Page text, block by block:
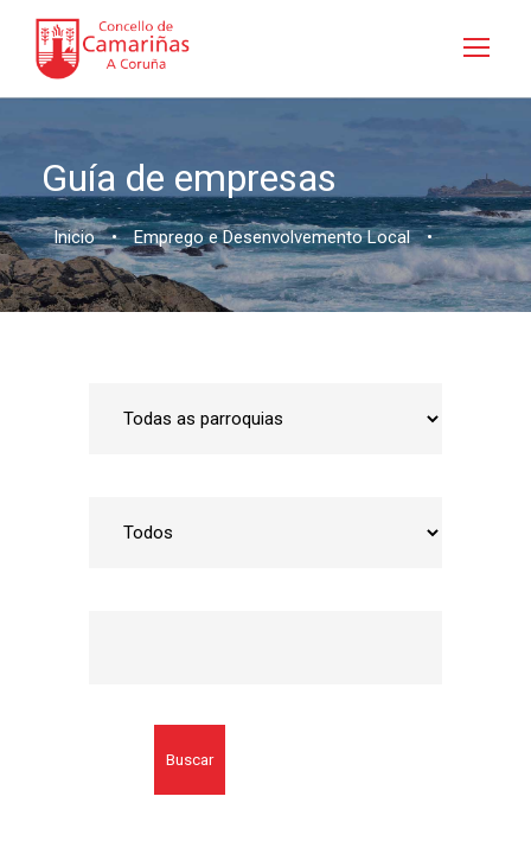
Guía de empresas
Inicio • Emprego e Desenvolvemento Local •
Buscar